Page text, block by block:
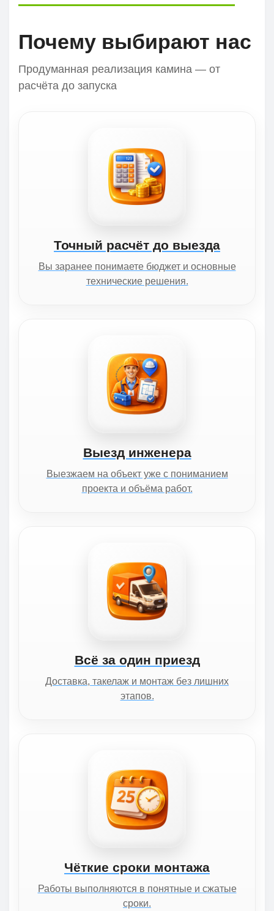
Почему выбирают нас
Продуманная реализация камина — от
расчёта до запуска
Точный расчёт до выезда
Вы заранее понимаете бюджет и основные
технические решения.
Выезд инженера
Выезжаем на объект уже с пониманием
проекта и объёма работ.
Всё за один приезд
Доставка, такелаж и монтаж без лишних
этапов.
Чёткие сроки монтажа
Работы выполняются в понятные и сжатые
сроки.